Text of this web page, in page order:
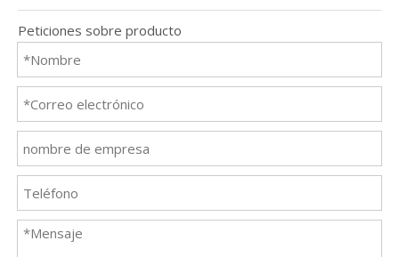
Peticiones sobre producto